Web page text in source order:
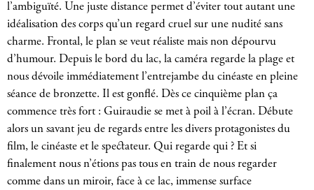
l’ambiguïté. Une juste distance permet d’éviter tout autant une
idéalisation des corps qu’un regard cruel sur une nudité sans
charme. Frontal, le plan se veut réaliste mais non dépourvu
d’humour. Depuis le bord du lac, la caméra regarde la plage et
nous dévoile immédiatement l’entrejambe du cinéaste en pleine
séance de bronzette. Il est gonflé. Dès ce cinquième plan ça
commence très fort : Guiraudie se met à poil à l’écran. Débute
alors un savant jeu de regards entre les divers protagonistes du
film, le cinéaste et le spectateur. Qui regarde qui ? Et si
finalement nous n’étions pas tous en train de nous regarder
comme dans un miroir, face à ce lac, immense surface